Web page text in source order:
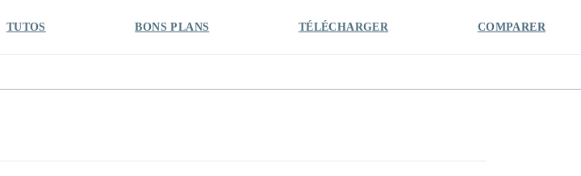
TUTOS BONS PLANS TÉLÉCHARGER COMPARER